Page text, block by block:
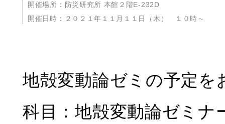
開催場所：防災研究所 本館２階E-232D
開催日時：２０２１年１１月１１日（木） １０時～
地殻変動論ゼミの予定を
科目：地殻変動論ゼミナ